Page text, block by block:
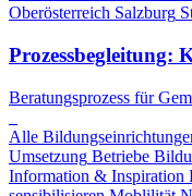
Oberösterreich Salzburg
Prozessbegleitung:
Beratungsprozess für
Alle
Umsetzung Betriebe
Information & Inspiration